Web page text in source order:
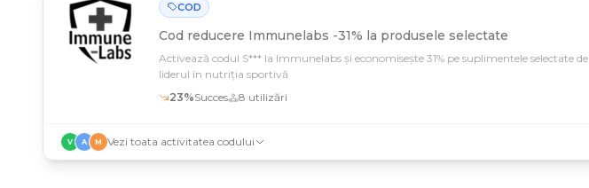
COD
Cod reducere Immunelabs -31% la produsele selectate
Activează codul S*** la Immunelabs și economisește 31% pe suplimentele selectate
liderul în nutriția sportivă
23%Succes 8 utilizări
V A M Vezi toata activitatea codului